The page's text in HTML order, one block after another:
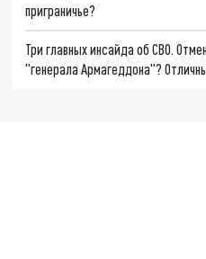
приграничье?
Три главных инсайда об СВО.
"генерала Армагеддона"?